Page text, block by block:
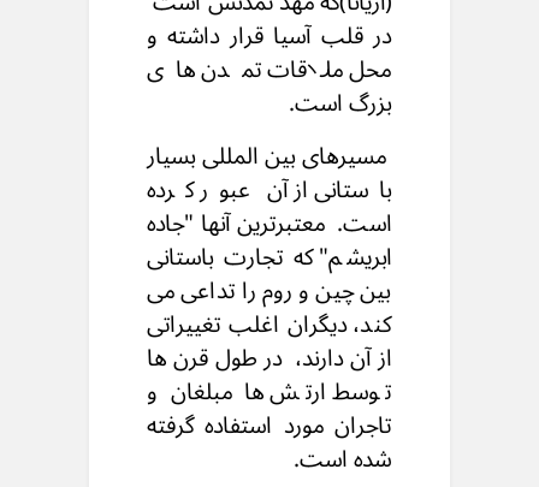
در قلب آسیا قرار داشتهو
محل ملاقات تمدن های
بزرگ است.
مسیرهای بین المللی بسیار
باستانی از آن عبور کرده
است. معتبرترین آنها "جاده
ابریشم"که تجارت باستانی
بین چین و روم را تداعی می
کند،دیگران اغلب تغییراتی
از آن دارند، در طول قرن ها
توسط ارتش ها مبلغان و
تاجران مورد استفاده گرفته
شده است.